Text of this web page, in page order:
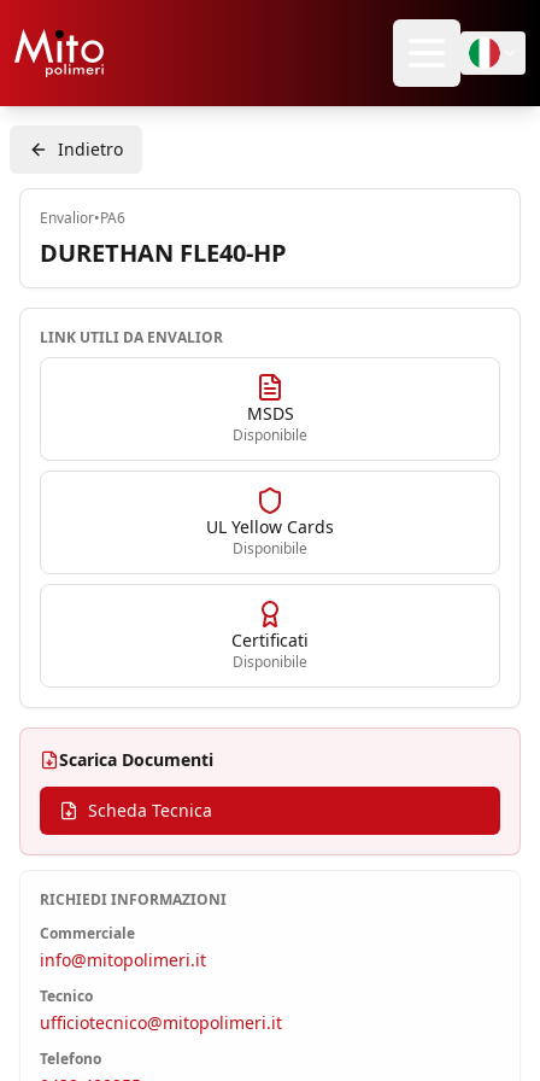
Indietro
Envalior•PA6
DURETHAN FLE40-HP
LINK UTILI DA ENVALIOR
MSDS
Disponibile
UL Yellow Cards
Disponibile
Certificati
Disponibile
Scarica Documenti
Scheda Tecnica
RICHIEDI INFORMAZIONI
Commerciale
info@mitopolimeri.it
Tecnico
ufficiotecnico@mitopolimeri.it
Telefono